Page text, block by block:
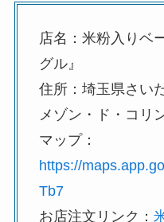
店名：米粉入りベ
グル』
住所：埼玉県さい
メゾン・ド・コリ
マップ：
https://
Tb7
お店注文リンク：